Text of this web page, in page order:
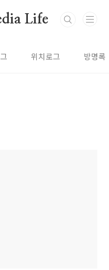
Life
위치로그 방명록